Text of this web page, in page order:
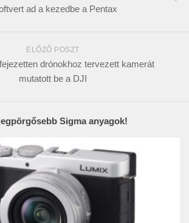
ad a kezedbe a Pentax
ELŐZŐ POSZT
drónokhoz tervezett kamerát
mutatott be a DJI
Sigma anyagok!